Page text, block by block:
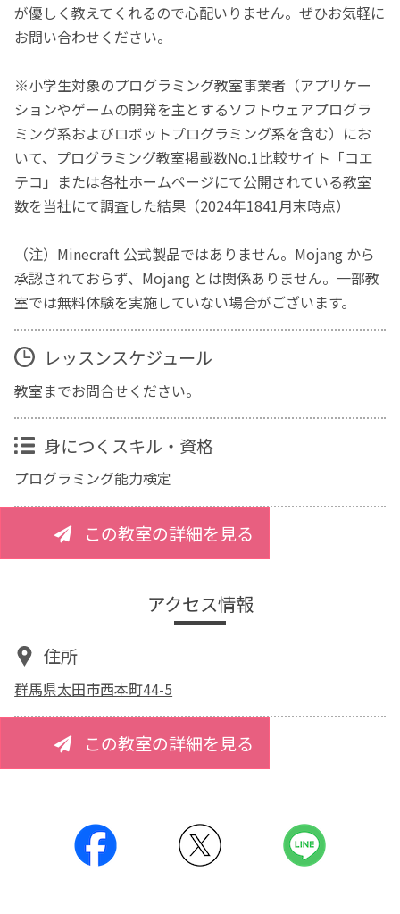
が優しく教えてくれるので心配いりません。ぜひお気軽に
お問い合わせください。
※小学生対象のプログラミング教室事業者（アプリケー
ションやゲームの開発を主とするソフトウェアプログラ
ミング系およびロボットプログラミング系を含む）にお
いて、プログラミング教室掲載数No.1比較サイト「コエ
テコ」または各社ホームページにて公開されている教室
数を当社にて調査した結果（2024年1841月末時点）
（注）Minecraft 公式製品ではありません。Mojang から
承認されておらず、Mojang とは関係ありません。一部教
室では無料体験を実施していない場合がございます。
レッスンスケジュール
教室までお問合せください。
身につくスキル・資格
プログラミング能力検定
この教室の詳細を見る
アクセス情報
住所
群馬県太田市西本町44-5
この教室の詳細を見る